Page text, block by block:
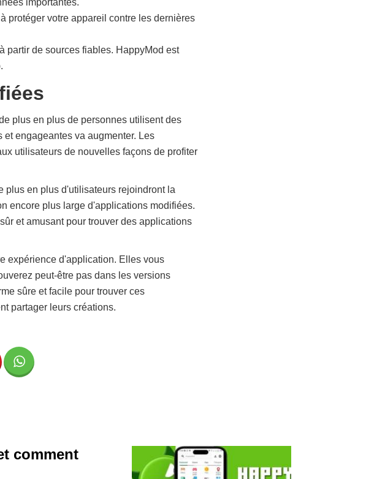
importantes.
protéger votre appareil contre les dernières
partir de sources fiables. HappyMod est
plus en plus de personnes utilisent des
engageantes va augmenter. Les
utilisateurs de nouvelles façons de profiter
plus en plus d'utilisateurs rejoindront la
encore plus large d'applications modifiées.
et amusant pour trouver des applications
expérience d'application. Elles vous
peut-être pas dans les versions
sûre et facile pour trouver ces
partager leurs créations.
comment